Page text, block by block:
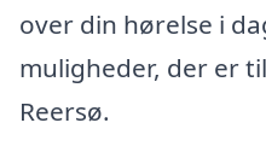
over din hørelse i
muligheder, der er
Reersø.